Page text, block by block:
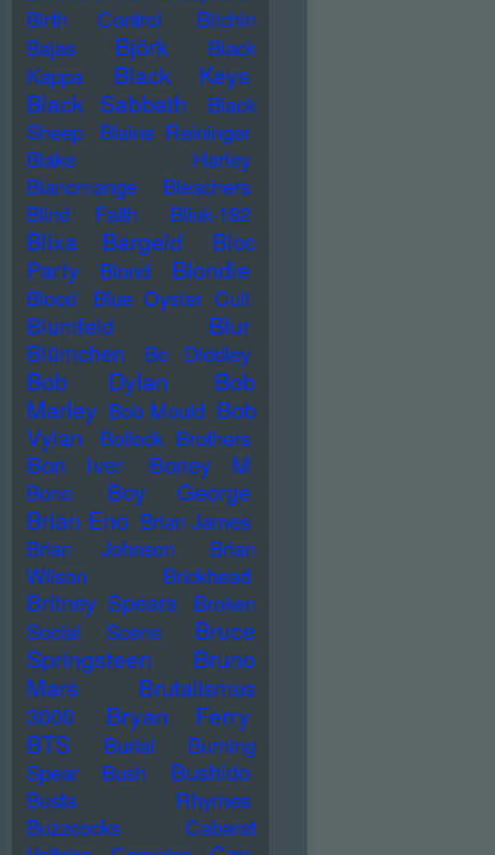
Birth Control
Bitchin
Bajas
Björk
Black
Kappa
Black Keys
Black Sabbath
Black
Sheep
Blaine Reininger
Blake Harley
Blancmange
Bleachers
Blind Faith
Blink-182
Blixa Bargeld
Bloc
Party
Blond Blondie
Blood Blue Oyster Cult
Blumfeld Blur
Blümchen Bo Diddley
Bob Dylan
Bob
Marley Bob Mould Bob
Vylan
Bollock Brothers
Bon Iver Boney M
Bono Boy George
Brian Eno Brian James
Brian Johnson
Brian
Wilson
Brickhead
Britney Spears
Broken
Social Scene
Bruce
Springsteen
Bruno
Mars
Brutalismus
3000
Bryan Ferry
BTS
Burial
Burning
Spear
Bush Bushido
Busta Rhymes
Buzzcocks
Cabaret